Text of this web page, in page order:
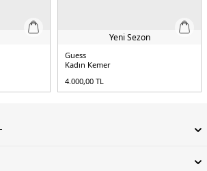
Yeni Sezon
Guess
Kadın Kemer
4.000,00 TL